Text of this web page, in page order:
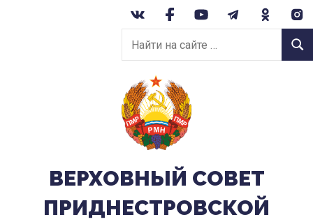
Найти
на
сайте:
ВЕРХОВНЫЙ CОВЕТ
ПРИДНЕСТРОВСКОЙ